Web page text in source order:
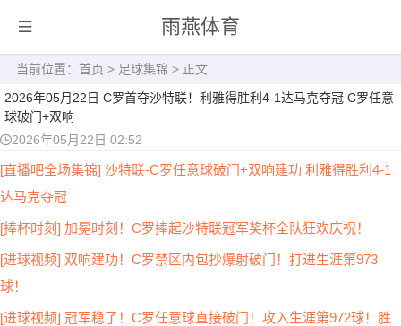
雨燕体育
当前位置： 首页 > 足球集锦 > 正文
2026年05月22日 C罗首夺沙特联！利雅得胜利4-1达马克夺冠 C罗任意
球破门+双响
2026年05月22日 02:52
[直播吧全场集锦] 沙特联-C罗任意球破门+双响建功 利雅得胜利4-1
达马克夺冠
[捧杯时刻] 加冕时刻！C罗捧起沙特联冠军奖杯全队狂欢庆祝！
[进球视频] 双响建功！C罗禁区内包抄爆射破门！打进生涯第973
球！
[进球视频] 冠军稳了！C罗任意球直接破门！攻入生涯第972球！胜